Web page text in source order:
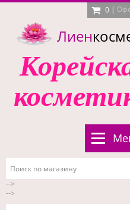
0 |
Лиен
-->
-->